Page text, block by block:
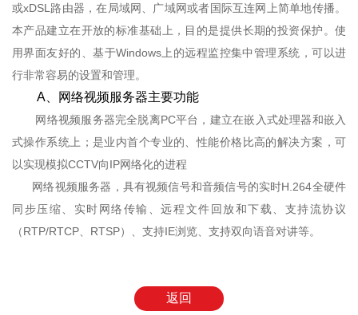
或xDSL路由器，在局域网、广域网或者国际互连网上简单地传播。
本产品建立在开放的标准基础上，目的是提供长期的投资保护。使
用界面友好的、基于Windows上的远程监控集中管理系统，可以进
行非常容易的设置和管理。
A、网络视频服务器主要功能
网络视频服务器完全脱离PC平台，建立在嵌入式处理器和嵌入
式操作系统上；是业内首个专业的、性能价格比高的解决方案，可
以实现模拟CCTV向IP网络化的进程
网络视频服务器，具有视频信号和音频信号的实时H.264全硬件
同步压缩、实时网络传输、远程文件回放和下载、支持流协议
（RTP/RTCP、RTSP）、支持IE浏览、支持双向语音对讲等。
返回